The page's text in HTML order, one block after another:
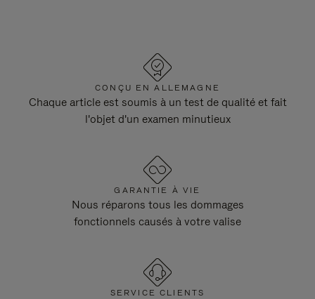
CONÇU EN ALLEMAGNE
Chaque article est soumis à un test de qualité et fait
l'objet d'un examen minutieux
GARANTIE À VIE
Nous réparons tous les dommages
fonctionnels causés à votre valise
SERVICE CLIENTS